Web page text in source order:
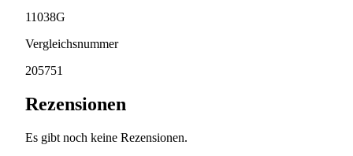
11038G
Vergleichsnummer
205751
Rezensionen
Es gibt noch keine Rezensionen.